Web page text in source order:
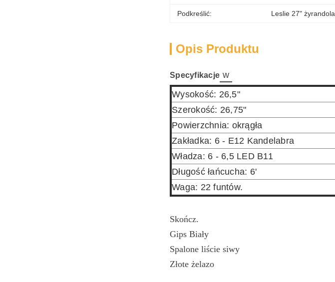
Podkreślić: Leslie 27" żyrandola
Opis Produktu
Specyfikacje w
Wysokość: 26,5"
Szerokość: 26,75"
Powierzchnia: okrągła
Zakładka: 6 - E12 Kandelabra
Władza: 6 - 6,5 LED B11
Długość łańcucha: 6'
Waga: 22 funtów.
Skończ.
Gips Biały
Spalone liście siwy
Złote żelazo